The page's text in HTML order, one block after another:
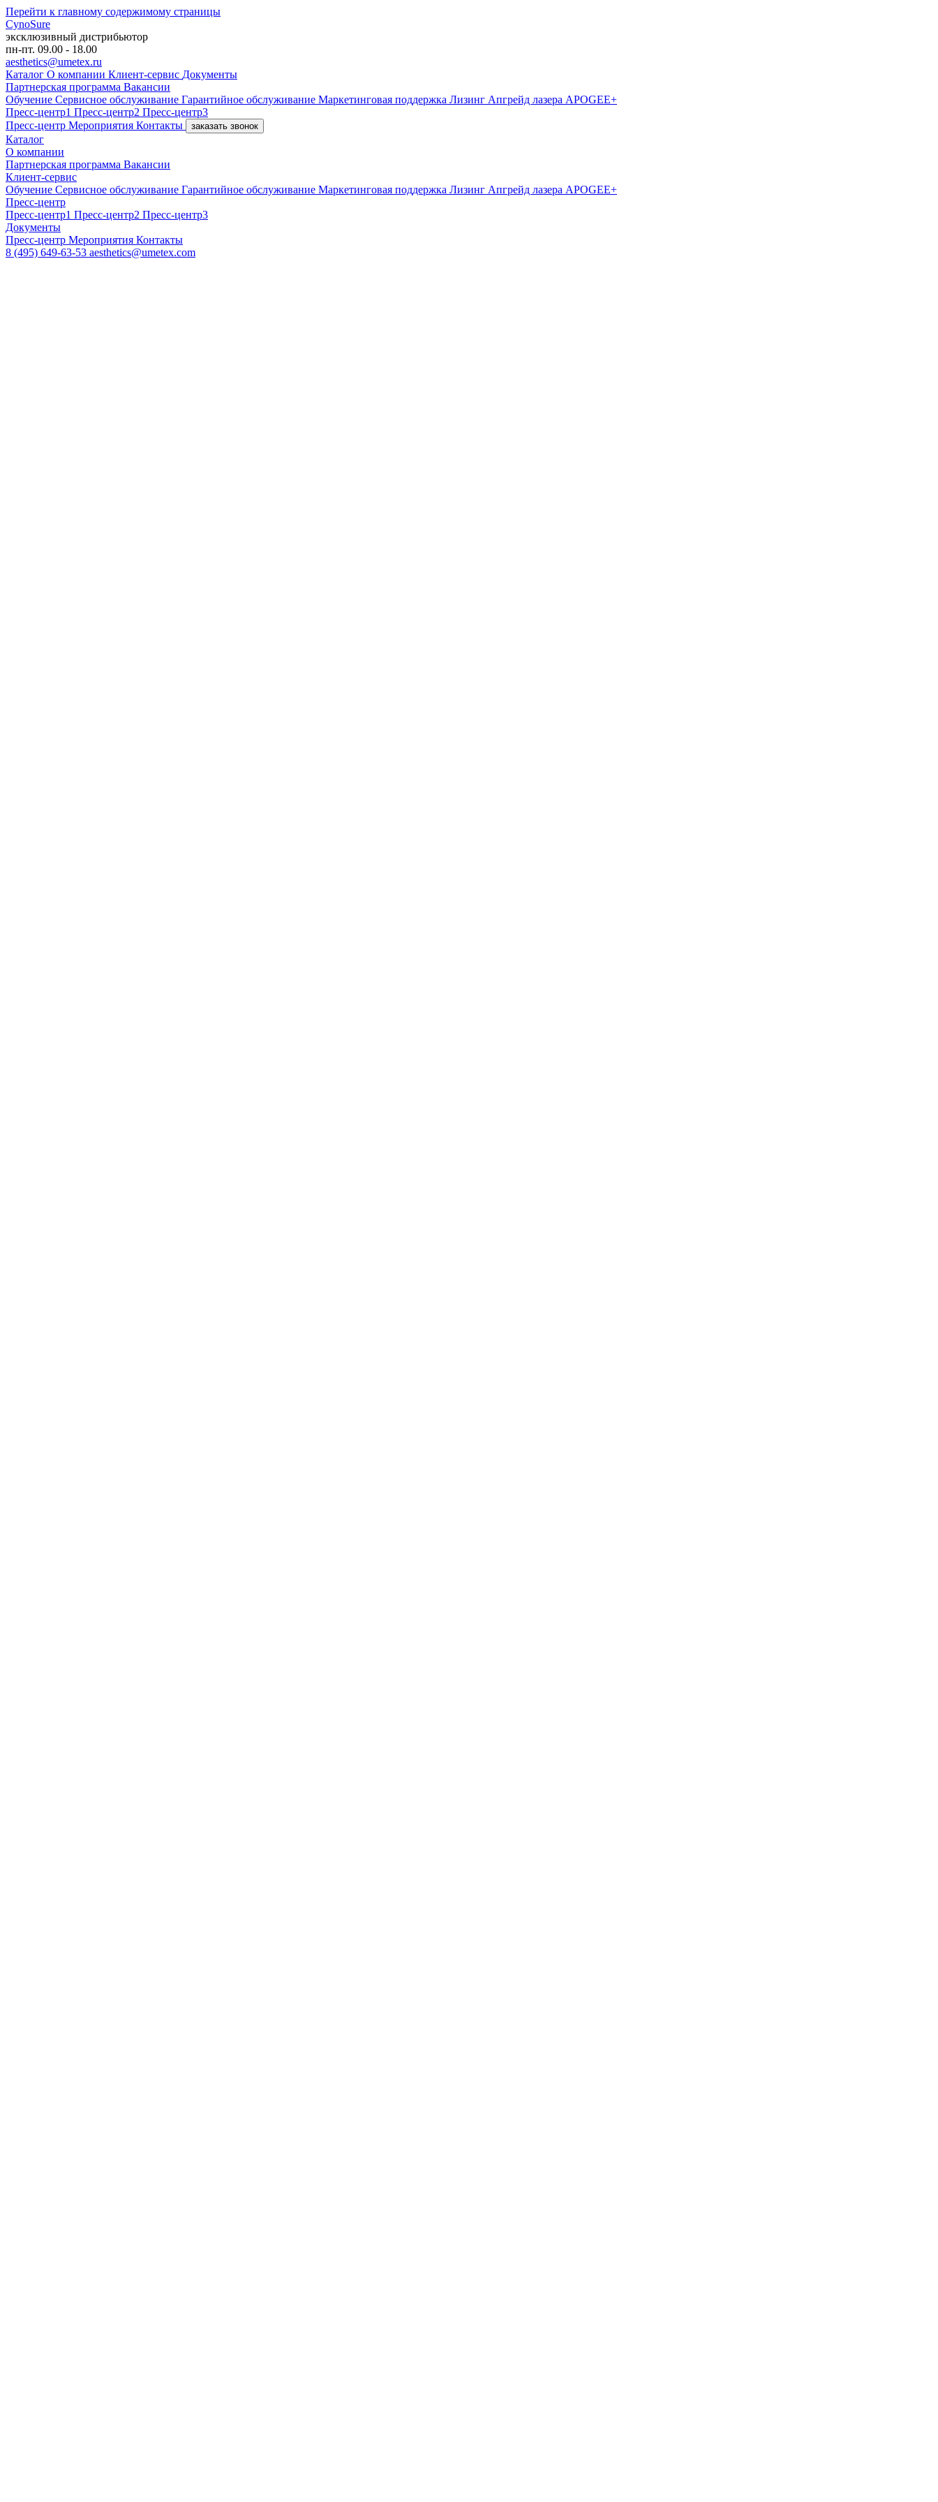
Перейти к главному содержимому страницы
CynoSure
эксклюзивный дистрибьютор
пн-пт. 09.00 - 18.00
aesthetics@umetex.ru
Каталог О компании Клиент-сервис Документы
Партнерская программа Вакансии
Обучение Сервисное обслуживание Гарантийное обслуживание Маркетинговая поддержка Лизинг Апгрейд лазера APOGEE+
Пресс-центр1 Пресс-центр2 Пресс-центр3
Пресс-центр Мероприятия Контакты заказать звонок
Каталог
О компании
Партнерская программа Вакансии
Клиент-сервис
Обучение Сервисное обслуживание Гарантийное обслуживание Маркетинговая поддержка Лизинг Апгрейд лазера APOGEE+
Пресс-центр
Пресс-центр1 Пресс-центр2 Пресс-центр3
Документы
Пресс-центр Мероприятия Контакты
8 (495) 649-63-53 aesthetics@umetex.com